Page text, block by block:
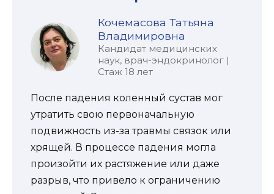
Кочемасова Татьяна
Владимировна
Кандидат медицинских
наук, врач-эндокринолог |
Стаж 18 лет
После падения коленный сустав мог
утратить свою первоначальную
подвижность из-за травмы связок или
хрящей. В процессе падения могла
произойти их растяжение или даже
разрыв, что привело к ограничению